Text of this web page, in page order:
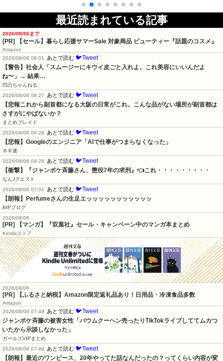
最近読まれている記事
2026/08/06まで
[PR] 【セール】暮らし応援サマーSale 対象商品 ビューティー『話題のコスメ』
Amazon
2026/08/06 08:01
あとで読む 🐦Tweet
【警告】社会人「スムージーにキウイ皮ごと入れよ。これ美容にいいんだよ
ね〜」→ 結果…
凹凸ちゃんねる
2026/08/06 09:27
あとで読む 🐦Tweet
【悲報これから副首都になる大阪の日常がこれ。こんな品がない場所が副首都は
さすがにやばないか？
まとめブレイド
2026/08/06 09:28
あとで読む 🐦Tweet
【悲報】Googleのエンジニア「AIで仕事がつまらなくなった」
ネギ速
2026/08/06 09:28
あとで読む 🐦Tweet
【衝撃】『ジャンポケ斉藤さん、懲役7年の求刑』👈これ・・・・・・・・・
なんJクエスト
2026/08/06 07:01
あとで読む 🐦Tweet
【朗報】Perfumeさんの生足エッッッッッッッッッッッ
BIPブログ
2026/08/06
[PR] 【マンガ】『双葉社』セール・キャンペーン中のマンガ本まとめ
Kindleストア
2026/08/06
[PR] 【ふるさと納税】Amazon限定返礼品あり！日用品・冷凍食品多数
Amazon
2026/08/06 07:49
あとで読む 🐦Tweet
ジャンポケ斉藤の被害女性「バウムクーヘン売ったりTikTokライブしててムカつ
いたから示談しなかった」
ガールズVIPまとめ
2026/08/06 07:49
あとで読む 🐦Tweet
【朗報】最近のワンピース、20年やってた話なんだったの？ってくらい内容が変